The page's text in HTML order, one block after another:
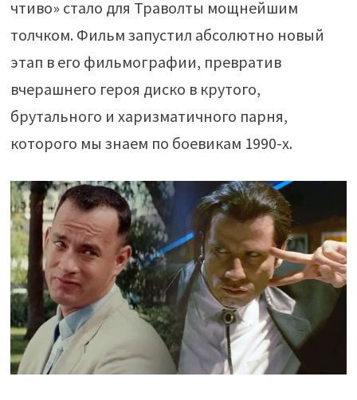
чтиво» стало для Траволты мощнейшим
толчком. Фильм запустил абсолютно новый
этап в его фильмографии, превратив
вчерашнего героя диско в крутого,
брутального и харизматичного парня,
которого мы знаем по боевикам 1990-х.